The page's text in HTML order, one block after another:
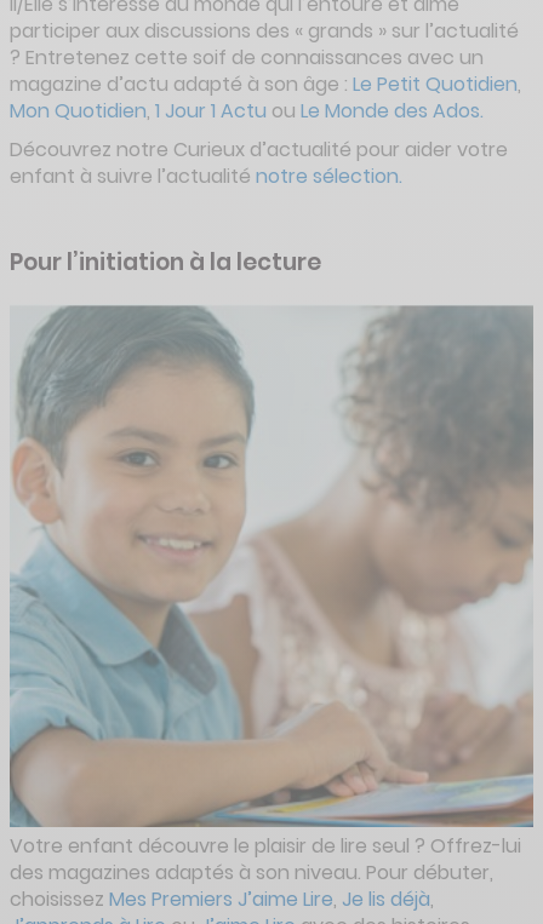
participer aux discussions des « grands » sur l’actualité
? Entretenez cette soif de connaissances avec un
magazine d’actu adapté à son âge : Le Petit Quotidien,
Mon Quotidien, 1 Jour 1 Actu ou Le Monde des Ados.
Découvrez notre Curieux d’actualité pour aider votre
enfant à suivre l’actualité notre sélection.
Pour l’initiation à la lecture
Votre enfant découvre le plaisir de lire seul ? Offrez-lui
des magazines adaptés à son niveau. Pour débuter,
choisissez Mes Premiers J’aime Lire, Je lis déjà,